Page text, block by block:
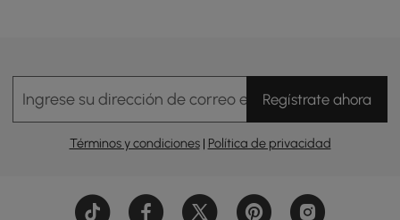
Ingrese su dirección de correo electrónicoRegístrate ahora
Términos y condiciones| Política de privacidad